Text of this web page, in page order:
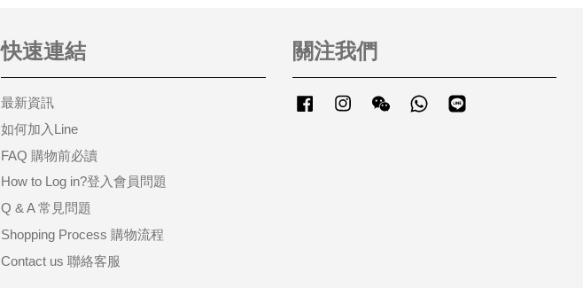
快速連結
最新資訊
如何加入Line
FAQ 購物前必讀
How to Log in?登入會員問題
Q & A 常見問題
Shopping Process 購物流程
Contact us 聯絡客服
關注我們
FacebookInstagramWechat Whatsapp